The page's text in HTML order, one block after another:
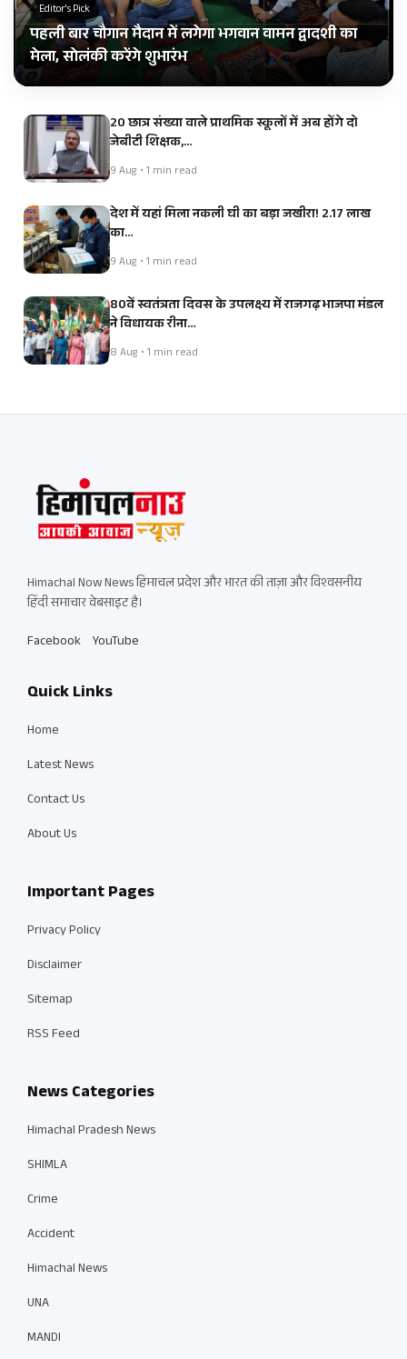
Editor's Pick
पहली बार चौगान मैदान में लगेगा भगवान वामन द्वादशी का
मेला, सोलंकी करेंगे शुभारंभ
20 छात्र संख्या वाले प्राथमिक स्कूलों में अब होंगे दो
जेबीटी शिक्षक,…
9 Aug • 1 min read
देश में यहां मिला नकली घी का बड़ा जखीरा! 2.17 लाख
का…
9 Aug • 1 min read
80वें स्वतंत्रता दिवस के उपलक्ष्य में राजगढ़ भाजपा मंडल
ने विधायक रीना…
8 Aug • 1 min read
Himachal Now News हिमाचल प्रदेश और भारत की ताज़ा और विश्वसनीय
हिंदी समाचार वेबसाइट है।
Facebook YouTube
Quick Links
Home
Latest News
Contact Us
About Us
Important Pages
Privacy Policy
Disclaimer
Sitemap
RSS Feed
News Categories
Himachal Pradesh News
SHIMLA
Crime
Accident
Himachal News
UNA
MANDI